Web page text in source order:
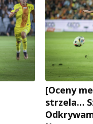
[Oceny
strzela…